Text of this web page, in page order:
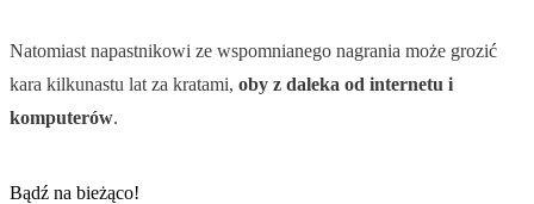
Natomiast napastnikowi ze wspomnianego nagrania może grozić
kara kilkunastu lat za kratami, oby z daleka od internetu i
komputerów.
Bądź na bieżąco!